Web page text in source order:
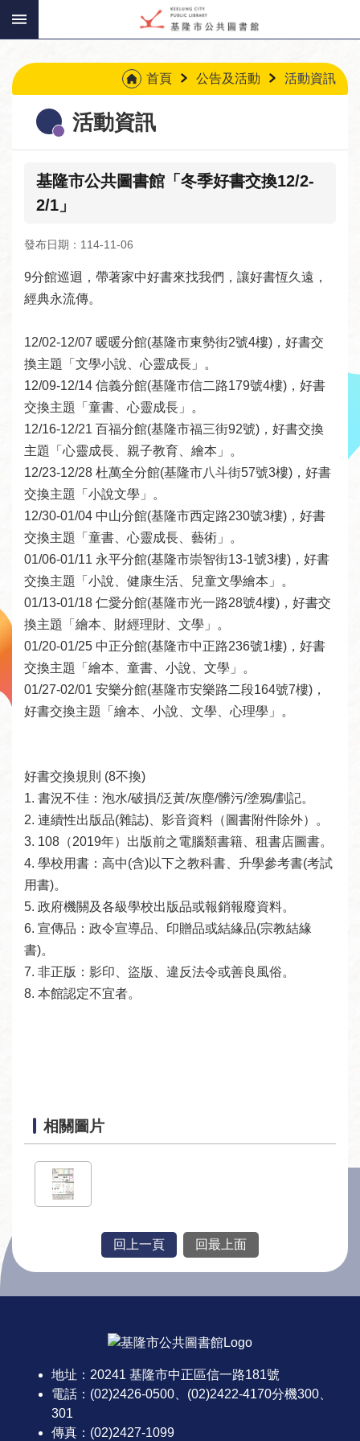
跳到主要內容區塊
讀
者
服
務
圖
書
館
資
訊
公
及
動
務
加
入
圖
書
館
常
見
開
:::
首頁 公告及活動 活動資訊
活動資訊
基隆市公共圖書館「冬季好書交換12/2-
2/1」
發布日期：114-11-06
9分館巡迴，帶著家中好書來找我們，讓好書恆久遠，
經典永流傳。
12/02-12/07 暖暖分館(基隆市東勢街2號4樓)，好書交
換主題「文學小說、心靈成長」。
12/09-12/14 信義分館(基隆市信二路179號4樓)，好書
交換主題「童書、心靈成長」。
12/16-12/21 百福分館(基隆市福三街92號)，好書交換
主題「心靈成長、親子教育、繪本」。
12/23-12/28 杜萬全分館(基隆市八斗街57號3樓)，好書
交換主題「小說文學」。
12/30-01/04 中山分館(基隆市西定路230號3樓)，好書
交換主題「童書、心靈成長、藝術」。
01/06-01/11 永平分館(基隆市崇智街13-1號3樓)，好書
交換主題「小說、健康生活、兒童文學繪本」。
01/13-01/18 仁愛分館(基隆市光一路28號4樓)，好書交
換主題「繪本、財經理財、文學」。
01/20-01/25 中正分館(基隆市中正路236號1樓)，好書
交換主題「繪本、童書、小說、文學」。
01/27-02/01 安樂分館(基隆市安樂路二段164號7樓)，
好書交換主題「繪本、小說、文學、心理學」。
好書交換規則 (8不換)
1. 書況不佳：泡水/破損/泛黃/灰塵/髒污/塗鴉/劃記。
2. 連續性出版品(雜誌)、影音資料（圖書附件除外）。
3. 108（2019年）出版前之電腦類書籍、租書店圖書。
4. 學校用書：高中(含)以下之教科書、升學參考書(考試
用書)。
5. 政府機關及各級學校出版品或報銷報廢資料。
6. 宣傳品：政令宣導品、印贈品或結緣品(宗教結緣
書)。
7. 非正版：影印、盜版、違反法令或善良風俗。
8. 本館認定不宜者。
相關圖片
回上一頁 回最上面
地址：20241 基隆市中正區信一路181號
電話：(02)2426-0500、(02)2422-4170分機300、
301
傳真：(02)2427-1099